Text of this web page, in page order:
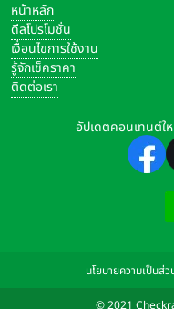
หน้าหลัก
ดีลโปรโมชั่น
เงื่อนไขการใช้งาน
รู้จักเช็คราคา
ติดต่อเรา
อัปเดตคอนเทนต์ใ
นโยบายความเป็นส่
© 2021